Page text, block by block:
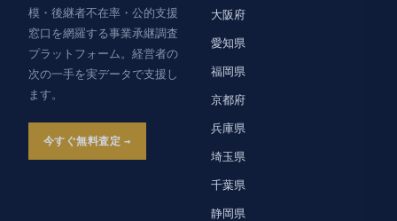
模・後継者不在率・公的支援
窓口を網羅する事業承継調査
プラットフォーム。経営者の
次の一手を実データで支援し
ます。
今すぐ無料査定
大阪府
愛知県
福岡県
京都府
兵庫県
埼玉県
千葉県
静岡県